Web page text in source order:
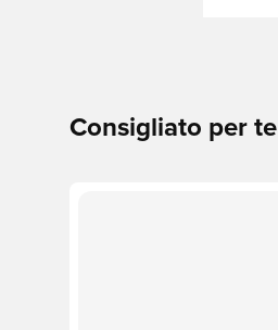
Consigliato per te